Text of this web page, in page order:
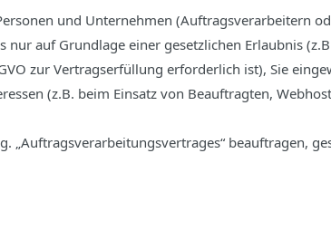
und Unternehmen (Auftragsverarbeitern
auf Grundlage einer gesetzlichen Erlaubnis
zur Vertragserfüllung erforderlich ist), Sie
(z.B. beim Einsatz von Beauftragten,
beauftragen,